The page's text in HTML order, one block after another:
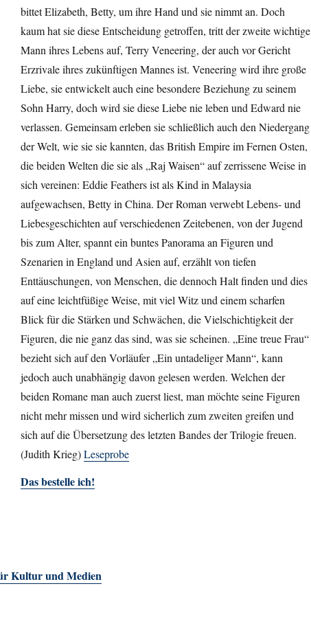
bittet Elizabeth, Betty, um ihre Hand und sie nimmt an. Doch
kaum hat sie diese Entscheidung getroffen, tritt der zweite wichtige
Mann ihres Lebens auf, Terry Veneering, der auch vor Gericht
Erzrivale ihres zukünftigen Mannes ist. Veneering wird ihre große
Liebe, sie entwickelt auch eine besondere Beziehung zu seinem
Sohn Harry, doch wird sie diese Liebe nie leben und Edward nie
verlassen. Gemeinsam erleben sie schließlich auch den Niedergang
der Welt, wie sie sie kannten, das British Empire im Fernen Osten,
die beiden Welten die sie als „Raj Waisen“ auf zerrissene Weise in
sich vereinen: Eddie Feathers ist als Kind in Malaysia
aufgewachsen, Betty in China. Der Roman verwebt Lebens- und
Liebesgeschichten auf verschiedenen Zeitebenen, von der Jugend
bis zum Alter, spannt ein buntes Panorama an Figuren und
Szenarien in England und Asien auf, erzählt von tiefen
Enttäuschungen, von Menschen, die dennoch Halt finden und dies
auf eine leichtfüßige Weise, mit viel Witz und einem scharfen
Blick für die Stärken und Schwächen, die Vielschichtigkeit der
Figuren, die nie ganz das sind, was sie scheinen. „Eine treue Frau“
bezieht sich auf den Vorläufer „Ein untadeliger Mann“, kann
jedoch auch unabhängig davon gelesen werden. Welchen der
beiden Romane man auch zuerst liest, man möchte seine Figuren
nicht mehr missen und wird sicherlich zum zweiten greifen und
sich auf die Übersetzung des letzten Bandes der Trilogie freuen.
(Judith Krieg)Leseprobe
Das bestelle ich!
Kultur und Medien